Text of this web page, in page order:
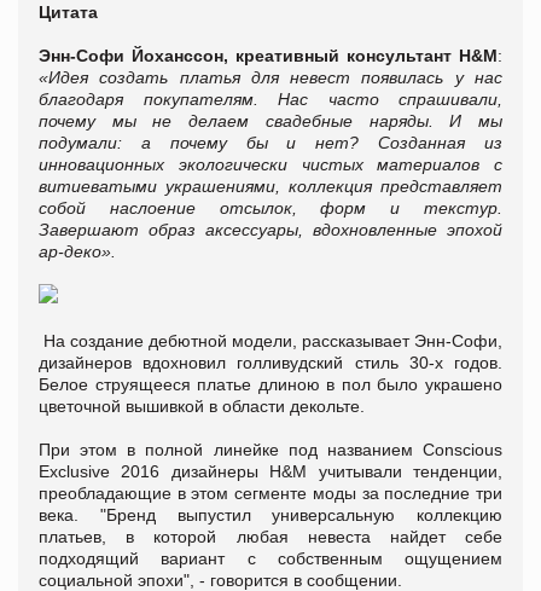
Цитата
Энн-Софи Йоханссон, креативный консультант H&M:
«Идея создать платья для невест появилась у нас
благодаря покупателям. Нас часто спрашивали,
почему мы не делаем свадебные наряды. И мы
подумали: а почему бы и нет? Созданная из
инновационных экологически чистых материалов с
витиеватыми украшениями, коллекция представляет
собой наслоение отсылок, форм и текстур.
Завершают образ аксессуары, вдохновленные эпохой
ар-деко».
На создание дебютной модели, рассказывает Энн-Софи,
дизайнеров вдохновил голливудский стиль 30-х годов.
Белое струящееся платье длиною в пол было украшено
цветочной вышивкой в области декольте.
При этом в полной линейке под названием Conscious
Exclusive 2016 дизайнеры H&M учитывали тенденции,
преобладающие в этом сегменте моды за последние три
века. "Бренд выпустил универсальную коллекцию
платьев, в которой любая невеста найдет себе
подходящий вариант с собственным ощущением
социальной эпохи", - говорится в сообщении.